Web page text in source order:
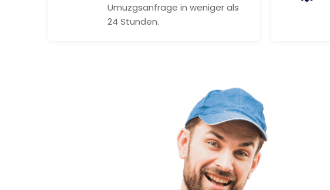
Umuzgsanfrage in weniger als
24 Stunden.